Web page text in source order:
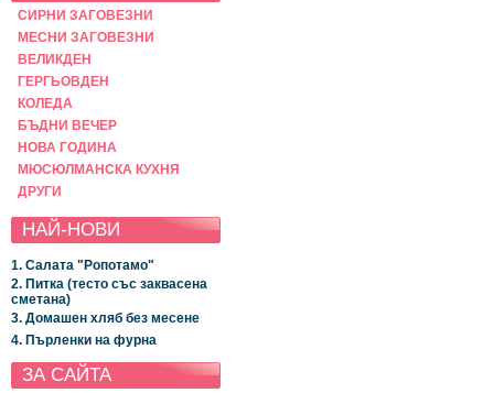
СИРНИ ЗАГОВЕЗНИ
МЕСНИ ЗАГОВЕЗНИ
ВЕЛИКДЕН
ГЕРГЬОВДЕН
КОЛЕДА
БЪДНИ ВЕЧЕР
НОВА ГОДИНА
МЮСЮЛМАНСКА КУХНЯ
ДРУГИ
НАЙ-НОВИ
1. Салата "Ропотамо"
2. Питка (тесто със заквасена
сметана)
3. Домашен хляб без месене
4. Пърленки на фурна
ЗА САЙТА